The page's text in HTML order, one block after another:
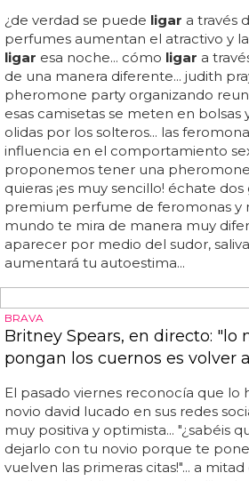
desde bares temáticos para osos,
o geeks a app sgays paraligar
más y ya verás como los demás
LAS FIESTAS DE FEROMONAS SON LO
Fiestas de Feromonas: Cómo
olfato
¿de verdad se puede ligar a través
perfumes aumentan el atractivo y
ligar esa noche... cómo ligara
de una manera diferente... judith